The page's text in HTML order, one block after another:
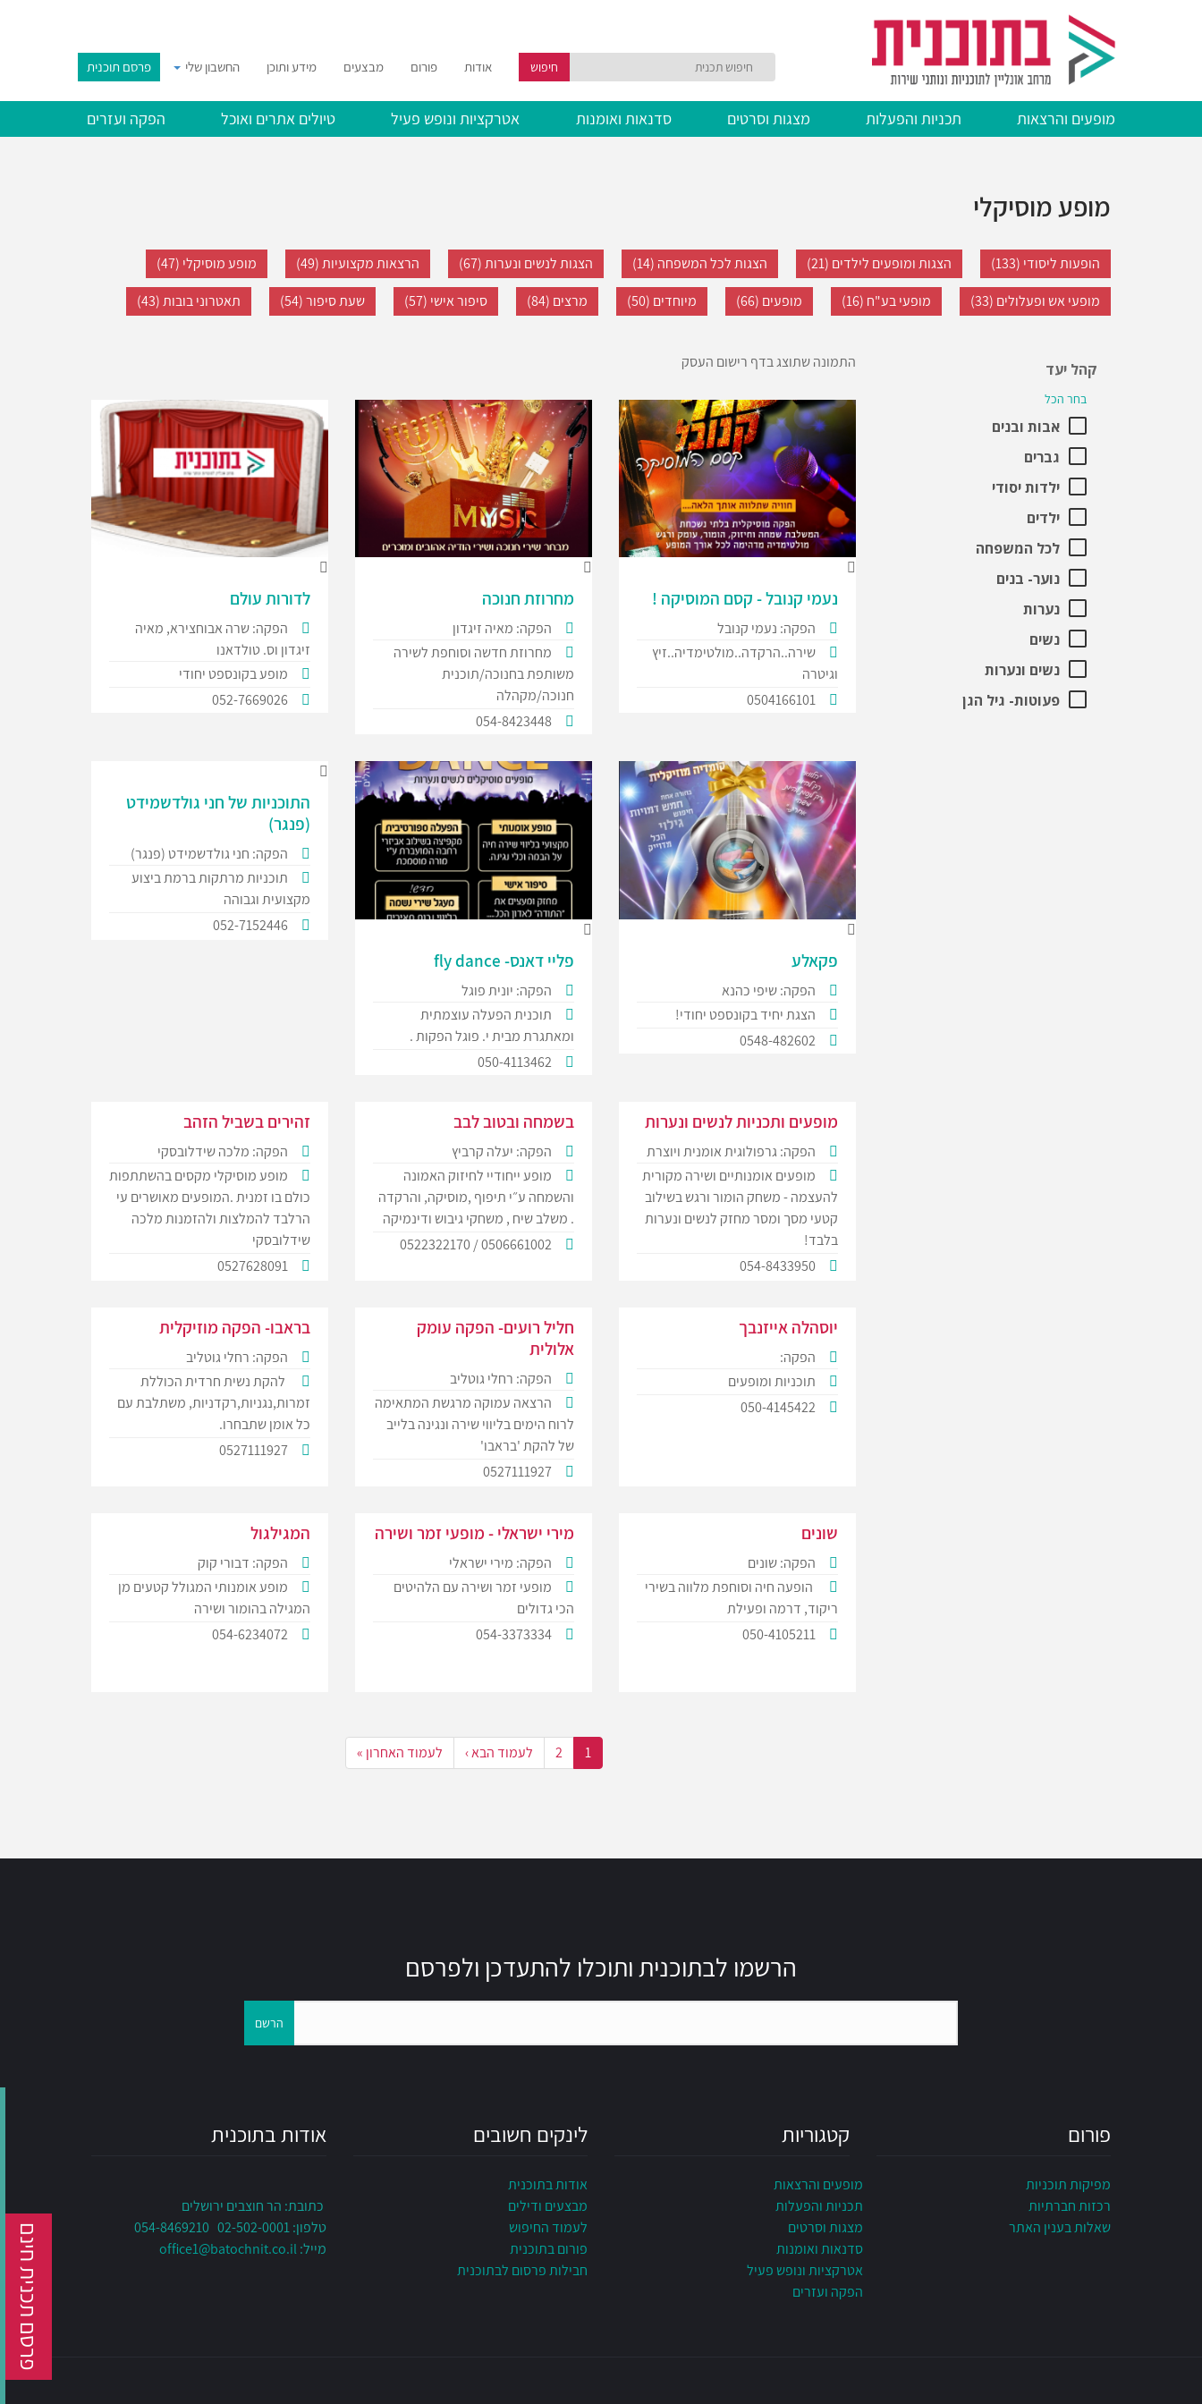
חיפוש אודות פורום מבצעים מידע ותוכן החשבון שלי פרסם תוכנית
מופעים והרצאות תכניות והפעלות מצגות וסרטים סדנאות ואומנות אטרקציות ונופש פעיל טיולים אתרים ואוכל הפקה ועזרים
פרסם תכנית חינם
מופע מוסיקלי
הופעות ליסודי (133) הצגות ומופעים לילדים (21) הצגות לכל המשפחה (14) הצגות לנשים ונערות (67) הרצאות מקצועיות (49)
מופע מוסיקלי (47)
מופעי אש ופעלולים (33)
מופעי בע"ח (16) מופעים (66) מיוחדים (50) מרצים (84) סיפור אישי (57) שעת סיפור (54) תאטרוני בובות (43)
קהל יעד
בחר הכל
אבות ובנים
גברים
ילדות יסודי
ילדים
לכל המשפחה
נוער- בנים
נערות
נשים
נשים ונערות
פעוטות- גיל הגן
התמונה שתוצג בדף רישום העסק
נעמי קנובל - קסם המוסיקה !
הפקה: נעמי קנובל
שירה..הרקדה..מולטימדיה..זיץ
וגיטרה
0504166101
מחרוזת חנוכה
הפקה: מאיה זיגדון
מחרוזת חדשה וסוחפת לשירה
משותפת בחנוכה/תוכנית
חנוכה/מקהלה
054-8423448
לדורות עולם
הפקה: שרה אבוחצירא, מאיה
זיגדון וס. טולדאנו
מופע בקונספט יחודי
052-7669026
פקאלע
הפקה: שיפי כהנא
הצגת יחיד בקונספט יחודי!
0548-482602
פליי דאנס- fly dance
הפקה: יונית פוגל
תוכנית הפעלה עוצמתית
ומאתגרת מבית י. פוגל הפקות .
050-4113462
התוכניות של חני גולדשמידט
(פנגר)
הפקה: חני גולדשמידט (פנגר)
תוכניות מרתקות ברמת ביצוע
מקצועית וגבוהה
052-7152446
מופעים ותכניות לנשים ונערות
הפקה: גרפולוגית אומנית ויוצרת
מופעים אומנותיים ושירה מקורית
להעצמה - משחק הומור ורגש בשילוב
קטעי מסך ומסר מחזק לנשים ונערות
בלבד!
054-8433950
בשמחה ובטוב לבב
הפקה: יעלה קרביץ
מופע ייחודיי לחיזוק האמונה
והשמחה ע״י תיפוף ,מוסיקה, והרקדה
. משלב שיח , משחקי גיבוש ודינמיקה
0506661002 / 0522322170
זהירים בשביל הזהב
הפקה: מלכה שידלובסקי
מופע מוסיקלי מקסים בהשתתפות
כולם בו זמנית .המופעים מאושרים עי
הרלבד להמלצות ולהזמנות מלכה
שידלובסקי
0527628091
יוסהלה אייזנבך
הפקה:
תוכניות ומופעים
050-4145422
חליל רועים- הפקה עומק
אלולית
הפקה: רחלי גוטליב
הרצאה עמוקה מרגשת המתאימה
לרוח הימים בליווי שירה ונגינה בלייב
של להקת 'בראבו'
0527111927
בראבו- הפקה מוזיקלית
הפקה: רחלי גוטליב
להקת נשית חרדית הכוללת
זמרות,נגניות,רקדניות, משתלבת עם
כל אומן שתבחרו.
0527111927
שונים
הפקה: שונים
הופעה חיה וסוחפת מלווה בשירי
ריקוד, דרמה ופעילת
050-4105211
מירי ישראלי - מופעי זמר ושירה
הפקה: מירי ישראלי
מופעי זמר ושירה עם הלהיטים
הכי גדולים
054-3373334
המגילגול
הפקה: דבורי קוק
מופע אומנותי המגולל קטעים מן
המגילה בהומור ושירה
054-6234072
1
2 לעמוד הבא › לעמוד האחרון »
הרשמו לבתוכנית ותוכלו להתעדכן ולפרסם
הרשם
פורום
מפיקות תוכניות
רכזות חברתיות
שאלות בענין האתר
קטגוריות
מופעים והרצאות
תכניות והפעלות
מצגות וסרטים
סדנאות ואומנות
אטרקציות ונופש פעיל
הפקה ועזרים
לינקים חשובים
אודות בתוכנית
מבצעים ודילים
לעמוד החיפוש
פורום בתוכנית
חבילות פרסום לבתוכנית
אודות בתוכנית
כתובת: הר חוצבים ירושלים
טלפון: 02-502-0001 054-8469210
מייל:office1@batochnit.co.il